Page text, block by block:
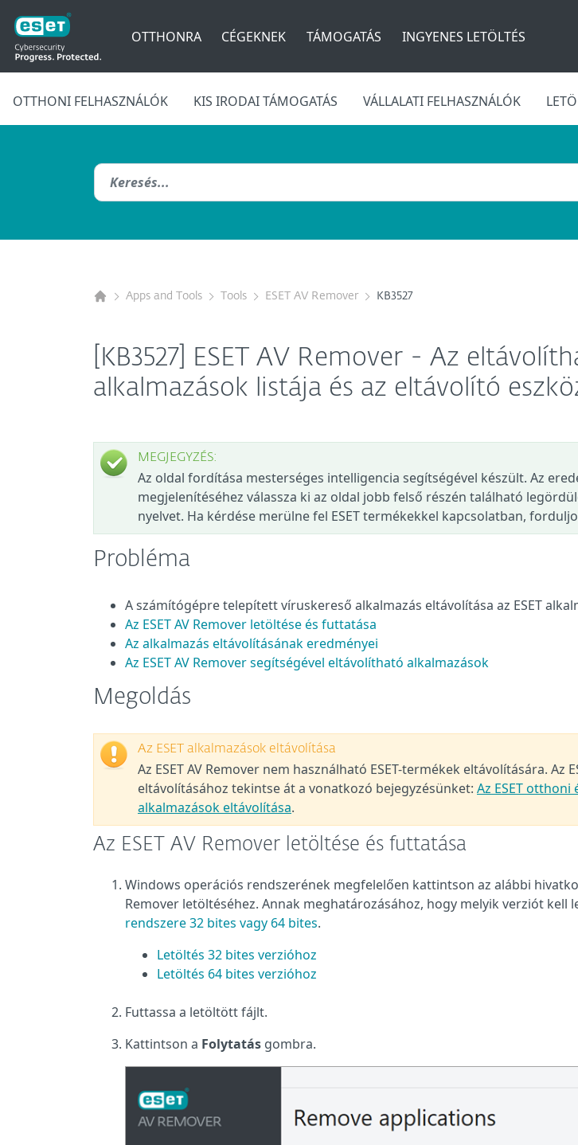
OTTHONRA CÉGEKNEK TÁMOGATÁS INGYENES LETÖLTÉS
OTTHONI FELHASZNÁLÓK KIS IRODAI TÁMOGATÁS VÁLLALATI FELHASZNÁLÓK
Apps and Tools Tools ESET AV Remover KB3527
[KB3527] ESET AV Remover - Az
alkalmazások listája és az eltávolító
MEGJEGYZÉS:
Az oldal fordítása mesterséges intelligencia segítségével készült. Az
megjelenítéséhez válassza ki az oldal jobb felső részén található
nyelvet. Ha kérdése merülne fel ESET termékekkel kapcsolatban,
Probléma
A számítógépre telepített víruskereső alkalmazás eltávolítása az ESET
Az ESET AV Remover letöltése és futtatása
Az alkalmazás eltávolításának eredményei
Az ESET AV Remover segítségével eltávolítható alkalmazások
Megoldás
Az ESET alkalmazások eltávolítása
Az ESET AV Remover nem használható ESET-termékek eltávolítására. Az
eltávolításához tekintse át a vonatkozó bejegyzésünket: Az ESET
alkalmazások eltávolítása.
Az ESET AV Remover letöltése és futtatása
Windows operációs rendszerének megfelelően kattintson az alábbi
Remover letöltéséhez. Annak meghatározásához, hogy melyik verziót kell
rendszere 32 bites vagy 64 bites.
Letöltés 32 bites verzióhoz
Letöltés 64 bites verzióhoz
Futtassa a letöltött fájlt.
Kattintson a Folytatás gombra.